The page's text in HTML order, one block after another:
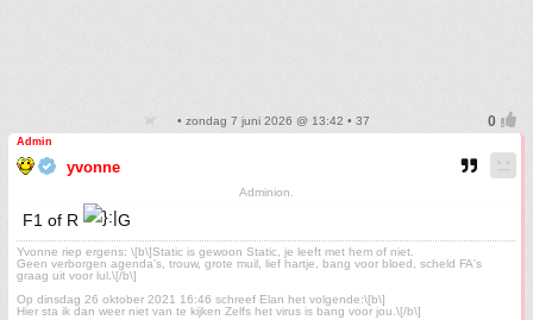
• zondag 7 juni 2026 @ 13:42 • 37
Admin
yvonne
Adminion.
F1 of R G
Yvonne riep ergens: \[b\]Static is gewoon Static, je leeft met hem of niet.
Geen verborgen agenda's, trouw, grote muil, lief hartje, bang voor bloed, scheld FA's
graag uit voor lul.\[/b\]
Op dinsdag 26 oktober 2021 16:46 schreef Elan het volgende:\[b\]
Hier sta ik dan weer niet van te kijken Zelfs het virus is bang voor jou.\[/b\]